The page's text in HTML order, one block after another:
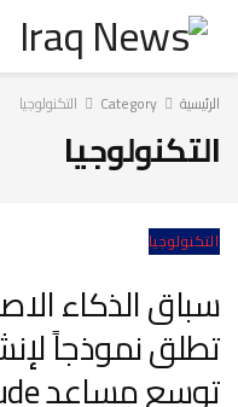
الرئيسية Category التكنولوجيا
التكنولوجيا
التكنولوجيا
سباق الذكاء
تطلق نموذجاً
توسع مساعد Claude الذكي